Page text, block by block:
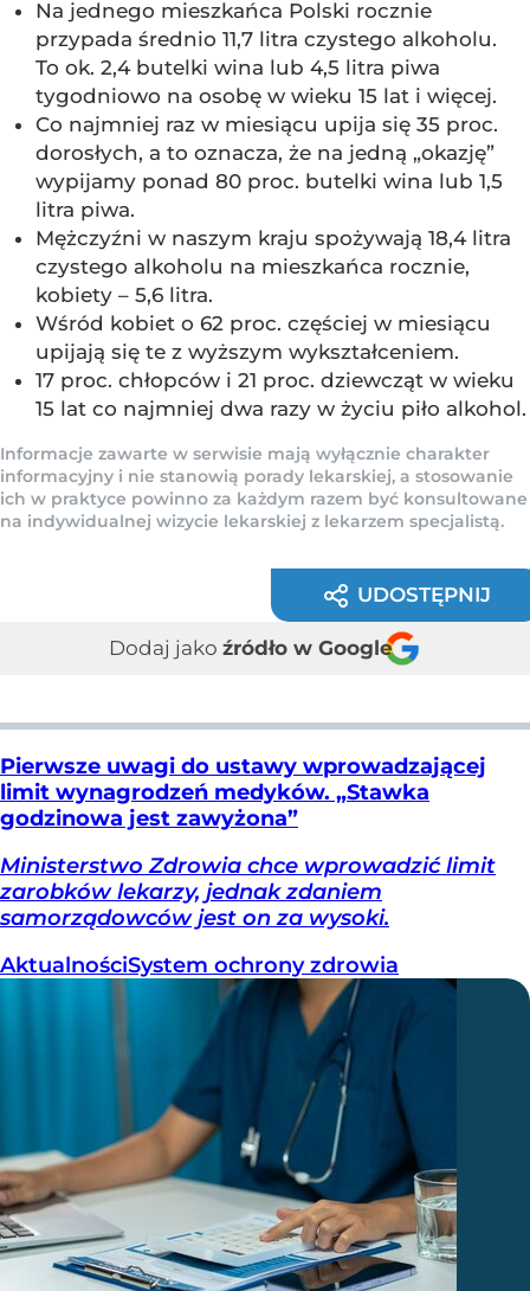
Na jednego mieszkańca Polski rocznie
przypada średnio 11,7 litra czystego alkoholu.
To ok. 2,4 butelki wina lub 4,5 litra piwa
tygodniowo na osobę w wieku 15 lat i więcej.
Co najmniej raz w miesiącu upija się 35 proc.
dorosłych, a to oznacza, że na jedną „okazję”
wypijamy ponad 80 proc. butelki wina lub 1,5
litra piwa.
Mężczyźni w naszym kraju spożywają 18,4 litra
czystego alkoholu na mieszkańca rocznie,
kobiety – 5,6 litra.
Wśród kobiet o 62 proc. częściej w miesiącu
upijają się te z wyższym wykształceniem.
17 proc. chłopców i 21 proc. dziewcząt w wieku
15 lat co najmniej dwa razy w życiu piło alkohol.
Informacje zawarte w serwisie mają wyłącznie charakter
informacyjny i nie stanowią porady lekarskiej, a stosowanie
ich w praktyce powinno za każdym razem być konsultowane
na indywidualnej wizycie lekarskiej z lekarzem specjalistą.
UDOSTĘPNIJ
Dodaj jako źródło w Google
Pierwsze uwagi do ustawy wprowadzającej
limit wynagrodzeń medyków. „Stawka
godzinowa jest zawyżona”
Ministerstwo Zdrowia chce wprowadzić limit
zarobków lekarzy, jednak zdaniem
samorządowców jest on za wysoki.
AktualnościSystem ochrony zdrowia